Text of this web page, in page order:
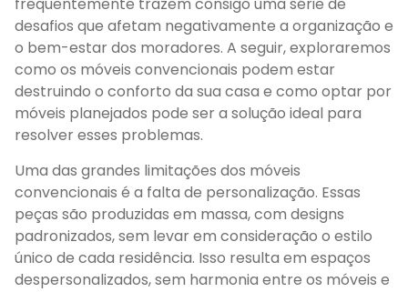
frequentemente trazem consigo uma série de
desafios que afetam negativamente a organização e
o bem-estar dos moradores. A seguir, exploraremos
como os móveis convencionais podem estar
destruindo o conforto da sua casa e como optar por
móveis planejados pode ser a solução ideal para
resolver esses problemas.
Uma das grandes limitações dos móveis
convencionais é a falta de personalização. Essas
peças são produzidas em massa, com designs
padronizados, sem levar em consideração o estilo
único de cada residência. Isso resulta em espaços
despersonalizados, sem harmonia entre os móveis e